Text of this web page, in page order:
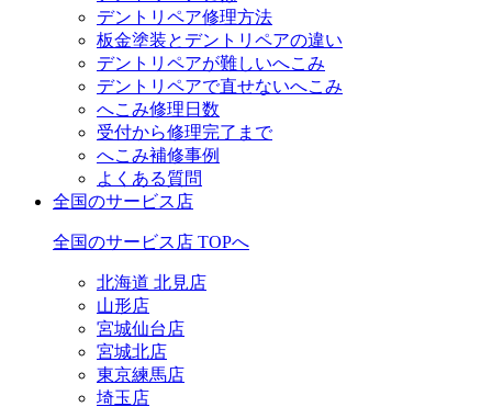
デントリペア修理方法
板金塗装とデントリペアの違い
デントリペアが難しいへこみ
デントリペアで直せないへこみ
へこみ修理日数
受付から修理完了まで
へこみ補修事例
よくある質問
全国のサービス店
全国のサービス店 TOPへ
北海道 北見店
山形店
宮城仙台店
宮城北店
東京練馬店
埼玉店